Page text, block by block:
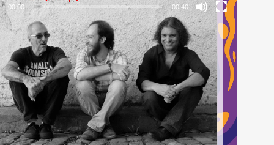
00:00 00:40